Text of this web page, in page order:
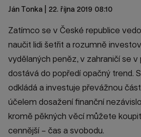
Ján Tonka | 22. října 2019 08:10
Zatímco se v České republice
naučit lidi šetřit a rozumně
vydělaných peněz, v zahraničí se
dostává do popředí opačný trend.
odkládá a investuje převážnou
účelem dosažení finanční
kromě pěkných věcí můžete
cennější – čas a svobodu.